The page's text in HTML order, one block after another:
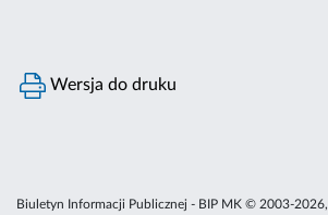
Wersja do druku
Biuletyn Informacji Publicznej - BIP MK © 2003-2026,